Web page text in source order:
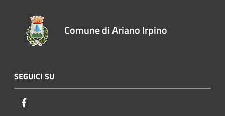
Comune di Ariano Irpino
SEGUICI SU